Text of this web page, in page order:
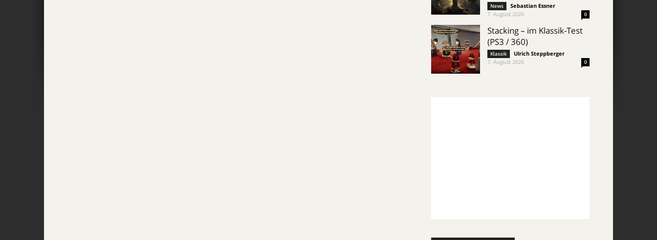
News Sebastian Essner
7. August 2026
0
Stacking – im Klassik-Test
(PS3 / 360)
Klassik Ulrich Steppberger
7. August 2026
0